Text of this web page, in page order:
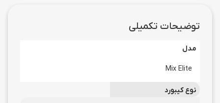
توضیحات تکمیلی
مدل
Mix Elite
نوع کیبورد